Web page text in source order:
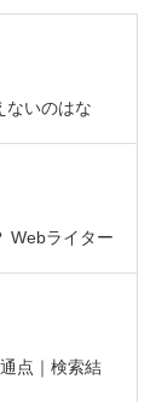
ないのはな
Webライター
のす…
点｜検索結